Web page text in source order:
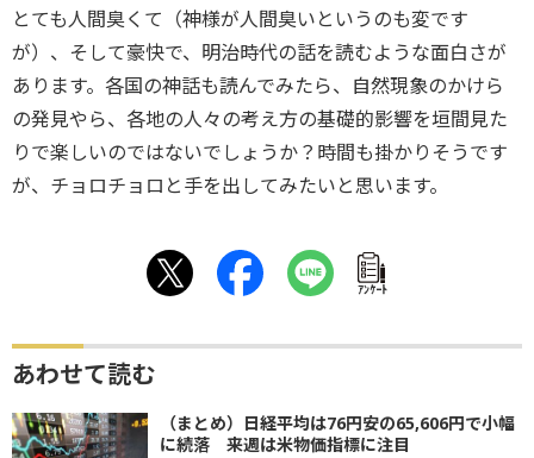
とても人間臭くて（神様が人間臭いというのも変です
が）、そして豪快で、明治時代の話を読むような面白さが
あります。各国の神話も読んでみたら、自然現象のかけら
の発見やら、各地の人々の考え方の基礎的影響を垣間見た
りで楽しいのではないでしょうか？時間も掛かりそうです
が、チョロチョロと手を出してみたいと思います。
ｱﾝｹｰﾄ
あわせて読む
（まとめ）日経平均は76円安の65,606円で小幅
に続落 来週は米物価指標に注目